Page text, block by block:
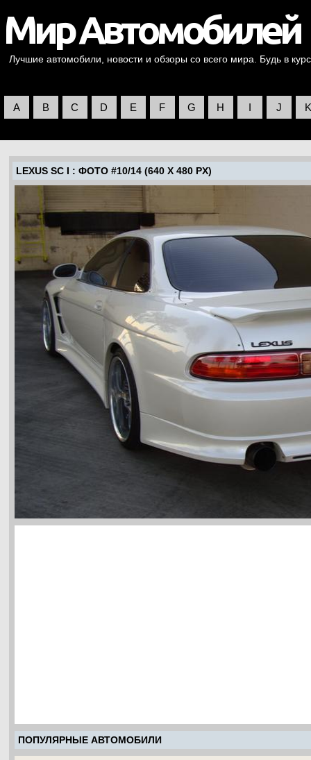
Лучшие автомобили, новости и обзоры со всего мира. Будь в
A B C D E F G H I J K
LEXUS SC I : ФОТО #10/14 (640 X 480 PX)
ПОПУЛЯРНЫЕ АВТОМОБИЛИ